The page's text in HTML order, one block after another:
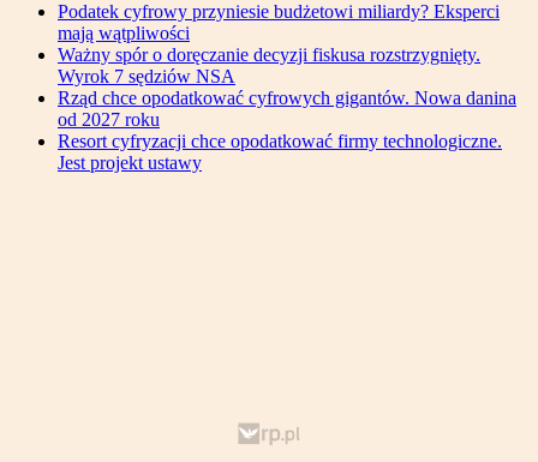
Podatek cyfrowy przyniesie budżetowi miliardy? Eksperci
mają wątpliwości
Ważny spór o doręczanie decyzji fiskusa rozstrzygnięty.
Wyrok 7 sędziów NSA
Rząd chce opodatkować cyfrowych gigantów. Nowa danina
od 2027 roku
Resort cyfryzacji chce opodatkować firmy technologiczne.
Jest projekt ustawy